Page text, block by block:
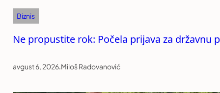
Biznis
Ne propustite rok: Počela prijava za državnu
avgust 6, 2026.Miloš Radovanović